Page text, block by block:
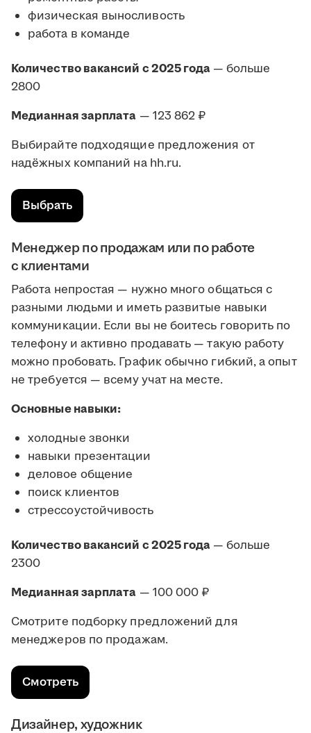
физическая выносливость
работа в команде
Количество вакансий с 2025 года — больше
2800
Медианная зарплата — 123 862 ₽
Выбирайте подходящие предложения от
надёжных компаний на hh.ru.
Выбрать
Менеджер по продажам или по работе
с клиентами
Работа непростая — нужно много общаться с
разными людьми и иметь развитые навыки
коммуникации. Если вы не боитесь говорить по
телефону и активно продавать — такую работу
можно пробовать. График обычно гибкий, а опыт
не требуется — всему учат на месте.
Основные навыки:
холодные звонки
навыки презентации
деловое общение
поиск клиентов
стрессоустойчивость
Количество вакансий с 2025 года — больше
2300
Медианная зарплата — 100 000 ₽
Смотрите подборку предложений для
менеджеров по продажам.
Смотреть
Дизайнер, художник